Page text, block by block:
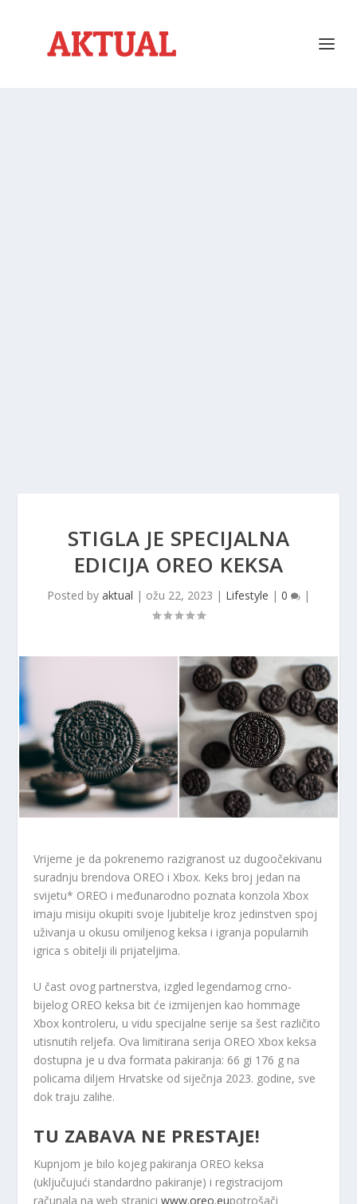
STIGLA JE SPECIJALNA
EDICIJA OREO KEKSA
Posted by aktual | ožu 22, 2023 | Lifestyle | 0 |
Vrijeme je da pokrenemo razigranost uz dugoočekivanu
suradnju brendova OREO i Xbox. Keks broj jedan na
svijetu* OREO i međunarodno poznata konzola Xbox
imaju misiju okupiti svoje ljubitelje kroz jedinstven spoj
uživanja u okusu omiljenog keksa i igranja popularnih
igrica s obitelji ili prijateljima.
U čast ovog partnerstva, izgled legendarnog crno-
bijelog OREO keksa bit će izmijenjen kao hommage
Xbox kontroleru, u vidu specijalne serije sa šest različito
utisnutih reljefa. Ova limitirana serija OREO Xbox keksa
dostupna je u dva formata pakiranja: 66 gi 176 g na
policama diljem Hrvatske od siječnja 2023. godine, sve
dok traju zalihe.
TU ZABAVA NE PRESTAJE!
Kupnjom je bilo kojeg pakiranja OREO keksa
(uključujući standardno pakiranje) i registracijom
računala na web straniciwww.oreo.eupotrošači